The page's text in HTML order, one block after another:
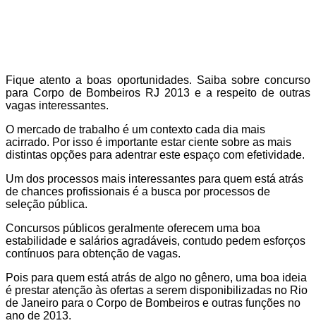
Fique atento a boas oportunidades. Saiba sobre concurso
para Corpo de Bombeiros RJ 2013 e a respeito de outras
vagas interessantes.
O mercado de trabalho é um contexto cada dia mais
acirrado. Por isso é importante estar ciente sobre as mais
distintas opções para adentrar este espaço com efetividade.
Um dos processos mais interessantes para quem está atrás
de chances profissionais é a busca por processos de
seleção pública.
Concursos públicos geralmente oferecem uma boa
estabilidade e salários agradáveis, contudo pedem esforços
contínuos para obtenção de vagas.
Pois para quem está atrás de algo no gênero, uma boa ideia
é prestar atenção às ofertas a serem disponibilizadas no Rio
de Janeiro para o Corpo de Bombeiros e outras funções no
ano de 2013.